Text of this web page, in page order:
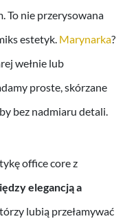
To nie przerysowana
estetyk. Marynarka?
wełnie lub
proste, skórzane
bez nadmiaru detali.
office core z
elegancją a
lubią przełamywać